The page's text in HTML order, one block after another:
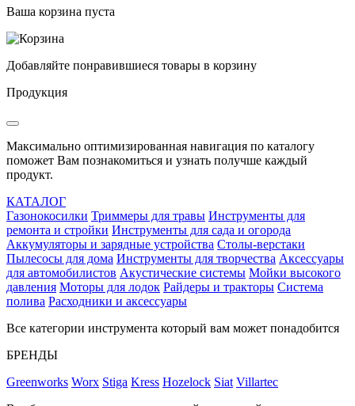
Ваша корзина пуста
Добавляйте понравившиеся товары в корзину
Продукция
Максимально оптимизированная навигация по каталогу
поможет Вам познакомиться и узнать получше каждый
продукт.
КАТАЛОГ
Газонокосилки Триммеры для травы Инструменты для
ремонта и стройки Инструменты для сада и огорода
Аккумуляторы и зарядные устройства Столы-верстаки
Пылесосы для дома Инструменты для творчества Аксессуары
для автомобилистов Акустические системы Мойки высокого
давления Моторы для лодок Райдеры и тракторы Система
полива Расходники и аксессуары
Все категории инструмента который вам может понадобится
БРЕНДЫ
Greenworks Worx Stiga Kress Hozelock Siat Villartec